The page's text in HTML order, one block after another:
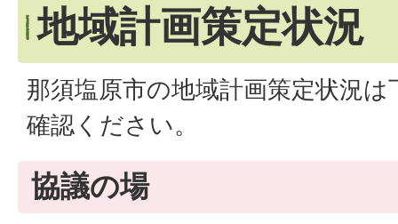
地域計画策定状況
那須塩原市の地域計画策定状況
確認ください。
協議の場